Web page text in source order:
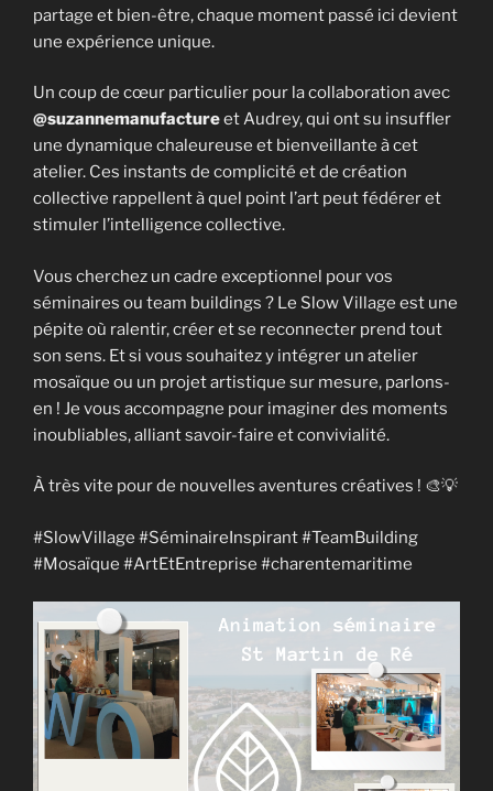
partage et bien-être, chaque moment passé ici devient
une expérience unique.
Un coup de cœur particulier pour la collaboration avec
@suzannemanufactureet Audrey, qui ont su insuffler
une dynamique chaleureuse et bienveillante à cet
atelier. Ces instants de complicité et de création
collective rappellent à quel point l’art peut fédérer et
stimuler l’intelligence collective.
Vous cherchez un cadre exceptionnel pour vos
séminaires ou team buildings ? Le Slow Village est une
pépite où ralentir, créer et se reconnecter prend tout
son sens. Et si vous souhaitez y intégrer un atelier
mosaïque ou un projet artistique sur mesure, parlons-
en ! Je vous accompagne pour imaginer des moments
inoubliables, alliant savoir-faire et convivialité.
À très vite pour de nouvelles aventures créatives ! 🎨💡
#SlowVillage #SéminaireInspirant #TeamBuilding
#Mosaïque #ArtEtEntreprise #charentemaritime